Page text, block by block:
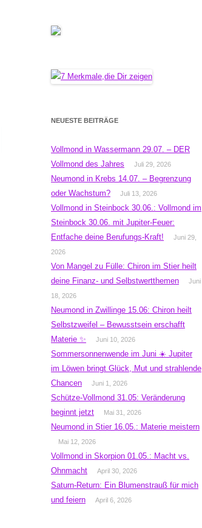
NEUESTE BEITRÄGE
Vollmond in Wassermann 29.07. – DER
Vollmond des Jahres
Juli 29, 2026
Neumond in Krebs 14.07. – Begrenzung
oder Wachstum?
Juli 13, 2026
Vollmond in Steinbock 30.06.: Vollmond im
Steinbock 30.06. mit Jupiter-Feuer:
Entfache deine Berufungs-Kraft!
Juni 29,
2026
Von Mangel zu Fülle: Chiron im Stier heilt
deine Finanz- und Selbstwertthemen
Juni
18, 2026
Neumond in Zwillinge 15.06: Chiron heilt
Selbstzweifel – Bewusstsein erschafft
Materie ✨
Juni 10, 2026
Sommersonnenwende im Juni ☀️ Jupiter
im Löwen bringt Glück, Mut und strahlende
Chancen
Juni 1, 2026
Schütze-Vollmond 31.05: Veränderung
beginnt jetzt
Mai 31, 2026
Neumond in Stier 16.05.: Materie meistern
Mai 12, 2026
Vollmond in Skorpion 01.05.: Macht vs.
Ohnmacht
April 30, 2026
Saturn-Return: Ein Blumenstrauß für mich
und feiern
April 6, 2026